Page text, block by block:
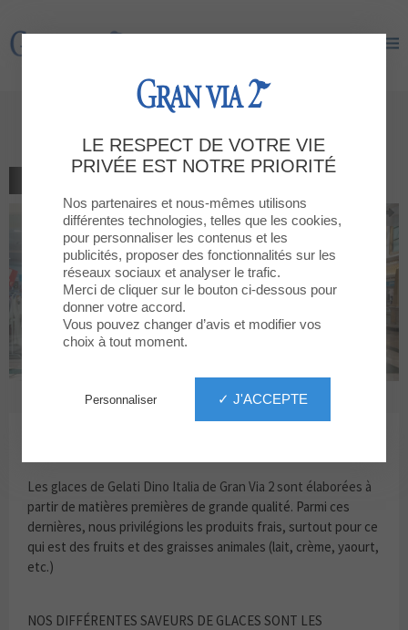
Gran Via 2
Les glaces de Gelati Dino Italia de Gran Via 2 sont élaborées à
partir de matières premières de grande qualité. Parmi ces
dernières, nous privilégions les produits frais, surtout pour ce
qui est des fruits et des graisses animales (lait, crème, yaourt,
etc.)
NOS DIFFÉRENTES SAVEURS DE GLACES SONT LES
LE RESPECT DE VOTRE VIE
PRIVÉE EST NOTRE PRIORITÉ
Nos partenaires et nous-mêmes utilisons
différentes technologies, telles que les cookies,
pour personnaliser les contenus et les
publicités, proposer des fonctionnalités sur les
réseaux sociaux et analyser le trafic.
Merci de cliquer sur le bouton ci-dessous pour
donner votre accord.
Vous pouvez changer d’avis et modifier vos
choix à tout moment.
✓ J'ACCEPTE
Personnaliser